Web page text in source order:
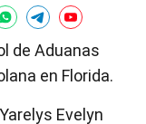
de Aduanas
en Florida.
Evelyn